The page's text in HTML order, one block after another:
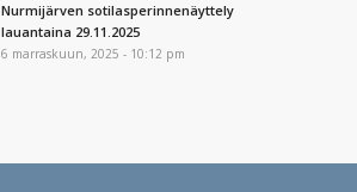
Nurmijärven sotilasperinnenäyttely
lauantaina 29.11.2025
6 marraskuun, 2025 - 10:12 pm